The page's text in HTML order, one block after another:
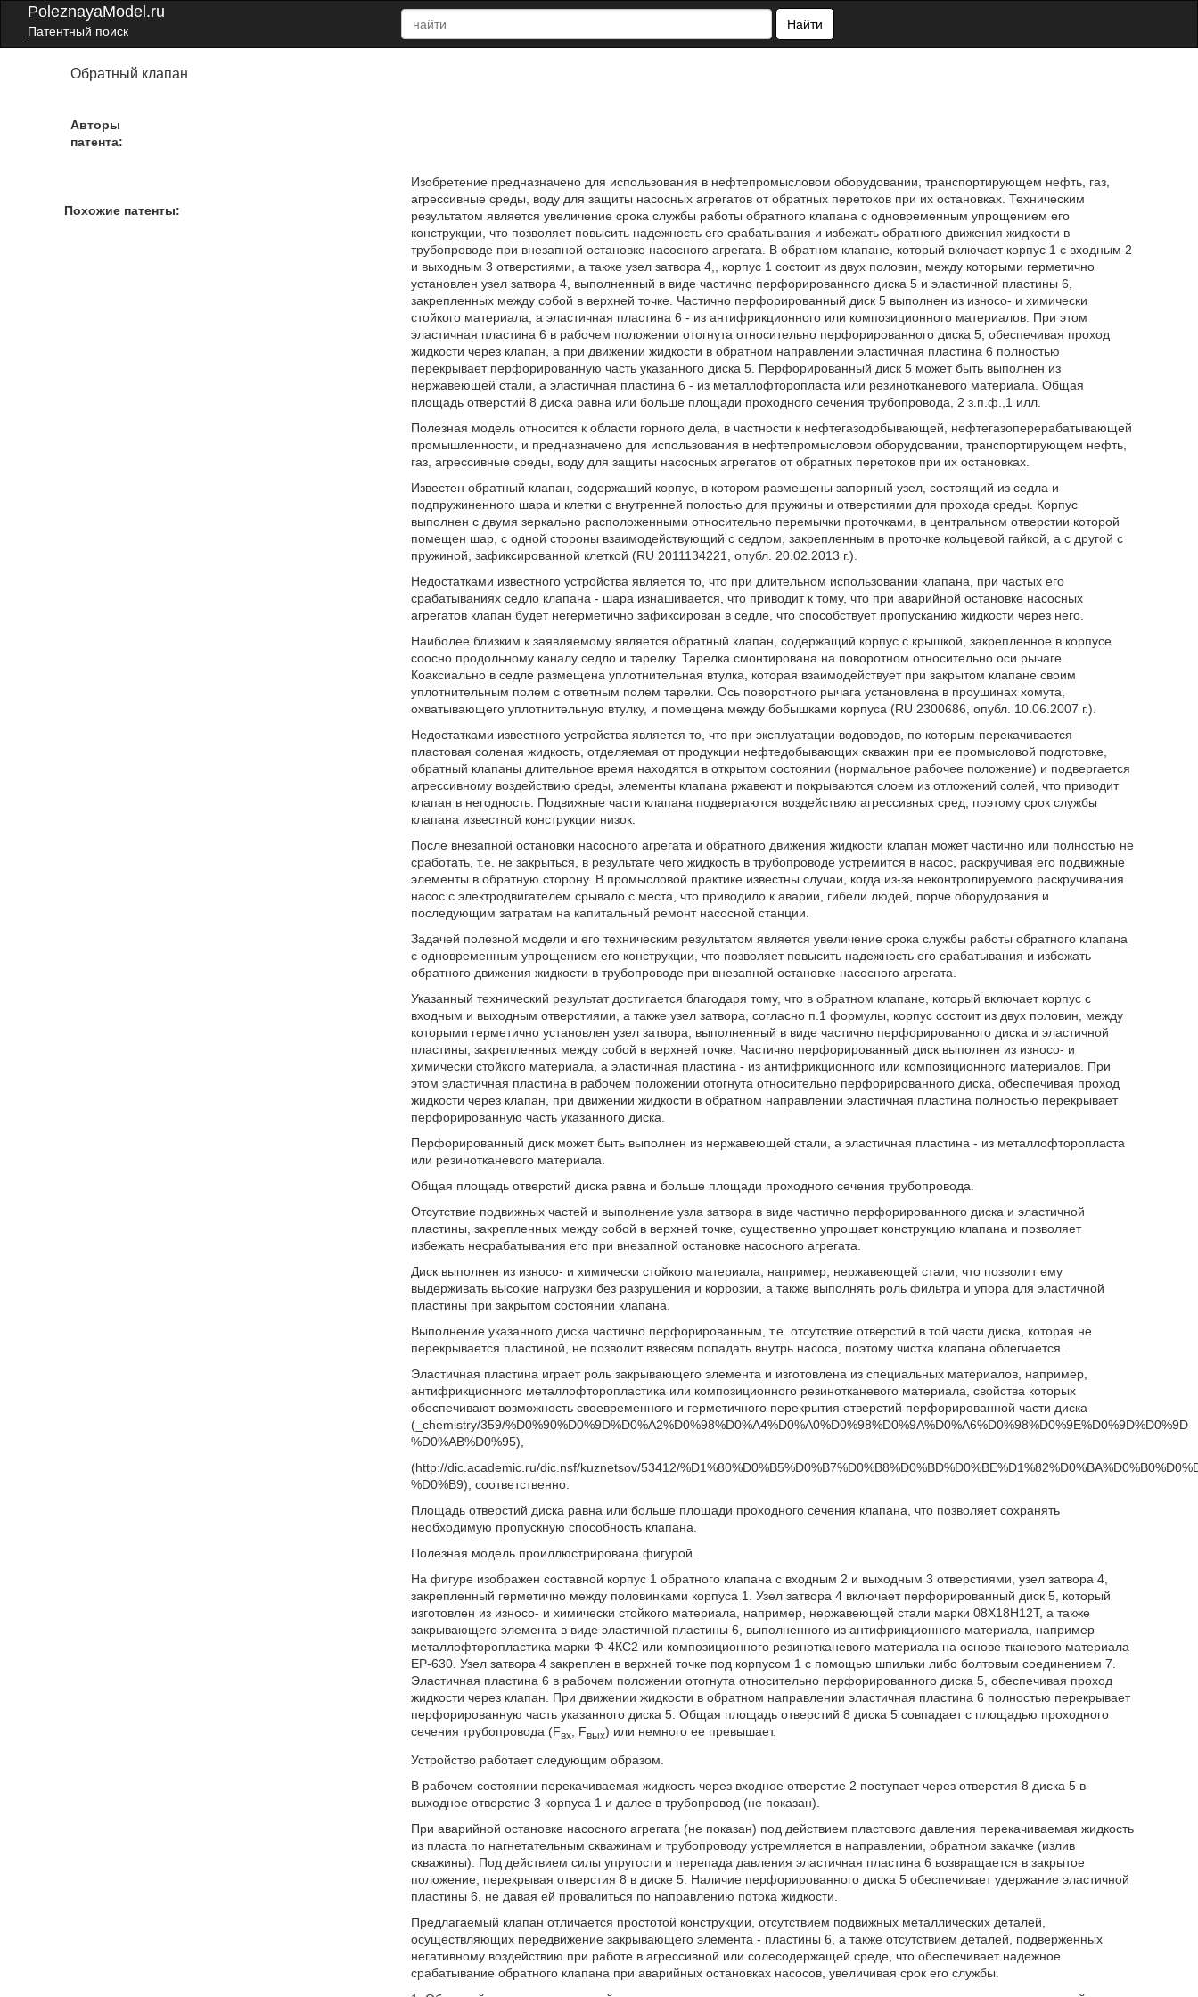
PoleznayaModel.ru
Патентный поиск
Найти
Обратный клапан
Авторы
патента:
Изобретение предназначено для использования в нефтепромысловом оборудовании, транспортирующем нефть, газ,
агрессивные среды, воду для защиты насосных агрегатов от обратных перетоков при их остановках. Техническим
результатом является увеличение срока службы работы обратного клапана с одновременным упрощением его
конструкции, что позволяет повысить надежность его срабатывания и избежать обратного движения жидкости в
трубопроводе при внезапной остановке насосного агрегата. В обратном клапане, который включает корпус 1 с входным 2
и выходным 3 отверстиями, а также узел затвора 4,, корпус 1 состоит из двух половин, между которыми герметично
установлен узел затвора 4, выполненный в виде частично перфорированного диска 5 и эластичной пластины 6,
закрепленных между собой в верхней точке. Частично перфорированный диск 5 выполнен из износо- и химически
стойкого материала, а эластичная пластина 6 - из антифрикционного или композиционного материалов. При этом
эластичная пластина 6 в рабочем положении отогнута относительно перфорированного диска 5, обеспечивая проход
жидкости через клапан, а при движении жидкости в обратном направлении эластичная пластина 6 полностью
перекрывает перфорированную часть указанного диска 5. Перфорированный диск 5 может быть выполнен из
нержавеющей стали, а эластичная пластина 6 - из металлофторопласта или резинотканевого материала. Общая
площадь отверстий 8 диска равна или больше площади проходного сечения трубопровода, 2 з.п.ф.,1 илл.
Полезная модель относится к области горного дела, в частности к нефтегазодобывающей, нефтегазоперерабатывающей
промышленности, и предназначено для использования в нефтепромысловом оборудовании, транспортирующем нефть,
газ, агрессивные среды, воду для защиты насосных агрегатов от обратных перетоков при их остановках.
Известен обратный клапан, содержащий корпус, в котором размещены запорный узел, состоящий из седла и
подпружиненного шара и клетки с внутренней полостью для пружины и отверстиями для прохода среды. Корпус
выполнен с двумя зеркально расположенными относительно перемычки проточками, в центральном отверстии которой
помещен шар, с одной стороны взаимодействующий с седлом, закрепленным в проточке кольцевой гайкой, а с другой с
пружиной, зафиксированной клеткой (RU 2011134221, опубл. 20.02.2013 г.).
Недостатками известного устройства является то, что при длительном использовании клапана, при частых его
срабатываниях седло клапана - шара изнашивается, что приводит к тому, что при аварийной остановке насосных
агрегатов клапан будет негерметично зафиксирован в седле, что способствует пропусканию жидкости через него.
Наиболее близким к заявляемому является обратный клапан, содержащий корпус с крышкой, закрепленное в корпусе
соосно продольному каналу седло и тарелку. Тарелка смонтирована на поворотном относительно оси рычаге.
Коаксиально в седле размещена уплотнительная втулка, которая взаимодействует при закрытом клапане своим
уплотнительным полем с ответным полем тарелки. Ось поворотного рычага установлена в проушинах хомута,
охватывающего уплотнительную втулку, и помещена между бобышками корпуса (RU 2300686, опубл. 10.06.2007 г.).
Недостатками известного устройства является то, что при эксплуатации водоводов, по которым перекачивается
пластовая соленая жидкость, отделяемая от продукции нефтедобывающих скважин при ее промысловой подготовке,
обратный клапаны длительное время находятся в открытом состоянии (нормальное рабочее положение) и подвергается
агрессивному воздействию среды, элементы клапана ржавеют и покрываются слоем из отложений солей, что приводит
клапан в негодность. Подвижные части клапана подвергаются воздействию агрессивных сред, поэтому срок службы
клапана известной конструкции низок.
После внезапной остановки насосного агрегата и обратного движения жидкости клапан может частично или полностью не
сработать, т.е. не закрыться, в результате чего жидкость в трубопроводе устремится в насос, раскручивая его подвижные
элементы в обратную сторону. В промысловой практике известны случаи, когда из-за неконтролируемого раскручивания
насос с электродвигателем срывало с места, что приводило к аварии, гибели людей, порче оборудования и
последующим затратам на капитальный ремонт насосной станции.
Задачей полезной модели и его техническим результатом является увеличение срока службы работы обратного клапана
с одновременным упрощением его конструкции, что позволяет повысить надежность его срабатывания и избежать
обратного движения жидкости в трубопроводе при внезапной остановке насосного агрегата.
Указанный технический результат достигается благодаря тому, что в обратном клапане, который включает корпус с
входным и выходным отверстиями, а также узел затвора, согласно п.1 формулы, корпус состоит из двух половин, между
которыми герметично установлен узел затвора, выполненный в виде частично перфорированного диска и эластичной
пластины, закрепленных между собой в верхней точке. Частично перфорированный диск выполнен из износо- и
химически стойкого материала, а эластичная пластина - из антифрикционного или композиционного материалов. При
этом эластичная пластина в рабочем положении отогнута относительно перфорированного диска, обеспечивая проход
жидкости через клапан, при движении жидкости в обратном направлении эластичная пластина полностью перекрывает
перфорированную часть указанного диска.
Перфорированный диск может быть выполнен из нержавеющей стали, а эластичная пластина - из металлофторопласта
или резинотканевого материала.
Общая площадь отверстий диска равна и больше площади проходного сечения трубопровода.
Отсутствие подвижных частей и выполнение узла затвора в виде частично перфорированного диска и эластичной
пластины, закрепленных между собой в верхней точке, существенно упрощает конструкцию клапана и позволяет
избежать несрабатывания его при внезапной остановке насосного агрегата.
Диск выполнен из износо- и химически стойкого материала, например, нержавеющей стали, что позволит ему
выдерживать высокие нагрузки без разрушения и коррозии, а также выполнять роль фильтра и упора для эластичной
пластины при закрытом состоянии клапана.
Выполнение указанного диска частично перфорированным, т.е. отсутствие отверстий в той части диска, которая не
перекрывается пластиной, не позволит взвесям попадать внутрь насоса, поэтому чистка клапана облегчается.
Эластичная пластина играет роль закрывающего элемента и изготовлена из специальных материалов, например,
антифрикционного металлофторопластика или композиционного резинотканевого материала, свойства которых
обеспечивают возможность своевременного и герметичного перекрытия отверстий перфорированной части диска
(_chemistry/359/%D0%90%D0%9D%D0%A2%D0%98%D0%A4%D0%A0%D0%98%D0%9A%D0%A6%D0%98%D0%9E%D0%9D%D0%9D
%D0%AB%D0%95),
(http://dic.academic.ru/dic.nsf/kuznetsov/53412/
%D0%B9), соответственно.
Площадь отверстий диска равна или больше площади проходного сечения клапана, что позволяет сохранять
необходимую пропускную способность клапана.
Полезная модель проиллюстрирована фигурой.
На фигуре изображен составной корпус 1 обратного клапана с входным 2 и выходным 3 отверстиями, узел затвора 4,
закрепленный герметично между половинками корпуса 1. Узел затвора 4 включает перфорированный диск 5, который
изготовлен из износо- и химически стойкого материала, например, нержавеющей стали марки 08X18H12T, а также
закрывающего элемента в виде эластичной пластины 6, выполненного из антифрикционного материала, например
металлофторопластика марки Ф-4КС2 или композиционного резинотканевого материала на основе тканевого материала
EP-630. Узел затвора 4 закреплен в верхней точке под корпусом 1 с помощью шпильки либо болтовым соединением 7.
Эластичная пластина 6 в рабочем положении отогнута относительно перфорированного диска 5, обеспечивая проход
жидкости через клапан. При движении жидкости в обратном направлении эластичная пластина 6 полностью перекрывает
перфорированную часть указанного диска 5. Общая площадь отверстий 8 диска 5 совпадает с площадью проходного
сечения трубопровода (Fвх, Fвых) или немного ее превышает.
Устройство работает следующим образом.
В рабочем состоянии перекачиваемая жидкость через входное отверстие 2 поступает через отверстия 8 диска 5 в
выходное отверстие 3 корпуса 1 и далее в трубопровод (не показан).
При аварийной остановке насосного агрегата (не показан) под действием пластового давления перекачиваемая жидкость
из пласта по нагнетательным скважинам и трубопроводу устремляется в направлении, обратном закачке (излив
скважины). Под действием силы упругости и перепада давления эластичная пластина 6 возвращается в закрытое
положение, перекрывая отверстия 8 в диске 5. Наличие перфорированного диска 5 обеспечивает удержание эластичной
пластины 6, не давая ей провалиться по направлению потока жидкости.
Предлагаемый клапан отличается простотой конструкции, отсутствием подвижных металлических деталей,
осуществляющих передвижение закрывающего элемента - пластины 6, а также отсутствием деталей, подверженных
негативному воздействию при работе в агрессивной или солесодержащей среде, что обеспечивает надежное
срабатывание обратного клапана при аварийных остановках насосов, увеличивая срок его службы.
Похожие патенты: